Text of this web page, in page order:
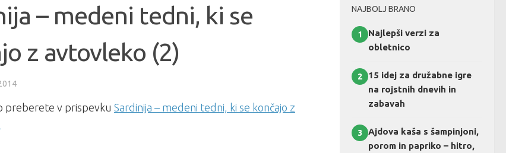
– medeni tedni, ki se
z avtovleko (2)
preberete v prispevku Sardinija – medeni tedni, ki se končajo z
NAJBOLJ BRANO
1
Najlepši verzi za
obletnico
2
15 idej za družabne igre
na rojstnih dnevih in
zabavah
3
Ajdova kaša s šampinjoni,
porom in papriko – hitro,